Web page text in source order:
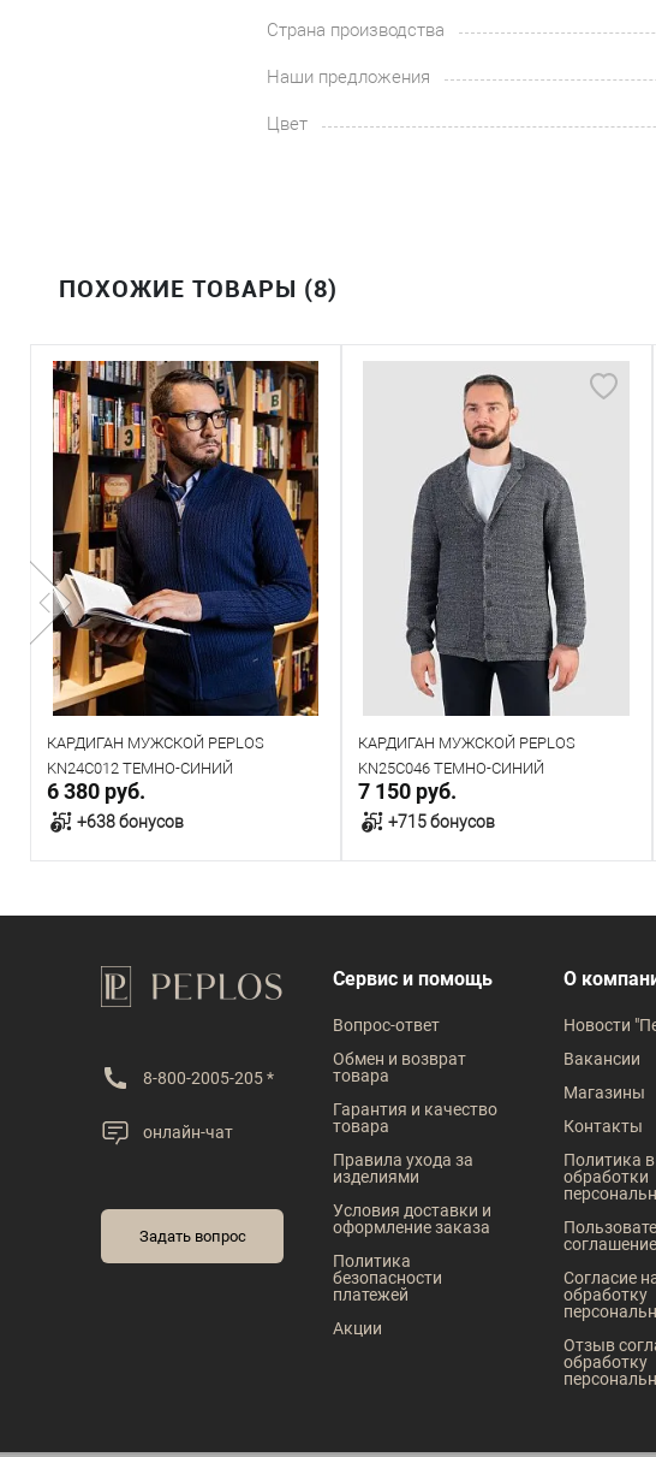
Страна производства
Наши предложения
Цвет
ПОХОЖИЕ ТОВАРЫ (8)
КАРДИГАН МУЖСКОЙ PEPLOS
KN24С012 ТЕМНО-СИНИЙ
6 380 руб.
+638 бонусов
В корзину
В наличии
Таблица размеров
100 104
КАРДИГАН МУЖСКОЙ PEPLOS
KN25C046 ТЕМНО-СИНИЙ
7 150 руб.
+715 бонусов
В корзину
В наличии
92 108
112
8-800-2005-205 *
онлайн-чат
Задать вопрос
Сервис и помощь
Вопрос-ответ
Обмен и возврат
товара
Гарантия и качество
товара
Правила ухода за
изделиями
Условия доставки и
оформление заказа
Политика
безопасности
платежей
Акции
О
Новости
Вакансии
Магазины
Контакты
Политика
обработки
соглашение
Согласие
обработку
Отзыв
обработку